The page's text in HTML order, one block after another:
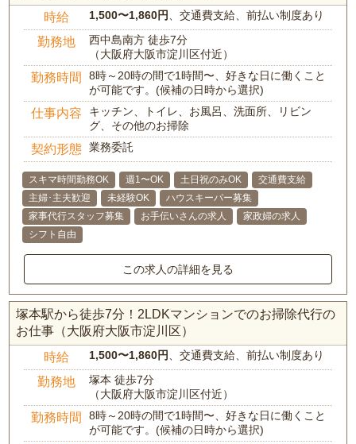
時給 1,500〜1,860円 、交通費支給、前払い制度あり
勤務地
西中島南方 徒歩7分
（大阪府大阪市淀川区付近）
勤務時間
8時～20時の間で1時間〜、好きな日に働くこと
が可能です。(候補の日時から選択)
仕事内容
キッチン、トイレ、お風呂、洗面所、リビン
グ、その他のお掃除
契約形態 業務委託
スキマ時間勤務OK 週1〜OK 土日祝のみOK
交通費支給
主婦･主夫歓迎
未経験OK
ハウスキーパー募集
家事代行スタッフ募集
お手伝いさんの求人
家政婦の求人
シフト自由
この求人の詳細を見る
塚本駅から徒歩7分！2LDKマンションでのお掃除代行の
お仕事（大阪府大阪市淀川区）
時給 1,500〜1,860円 、交通費支給、前払い制度あり
勤務地
塚本 徒歩7分
（大阪府大阪市淀川区付近）
勤務時間
8時～20時の間で1時間〜、好きな日に働くこと
が可能です。(候補の日時から選択)